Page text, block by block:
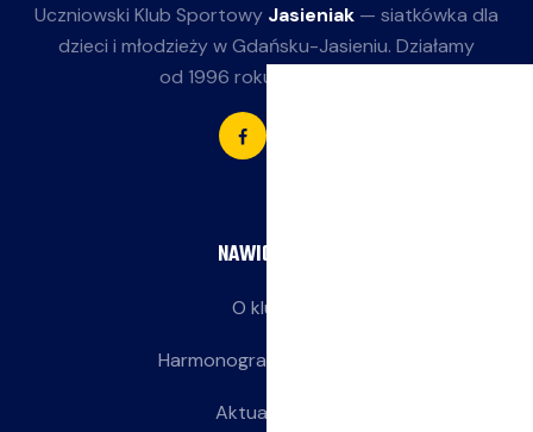
Uczniowski Klub Sportowy Jasieniak — siatkówka dla
dzieci i młodzieży w Gdańsku-Jasieniu. Działamy
od 1996 roku przy SP 85.
NAWIGACJA
O klubie
Harmonogram treningów
Aktualności